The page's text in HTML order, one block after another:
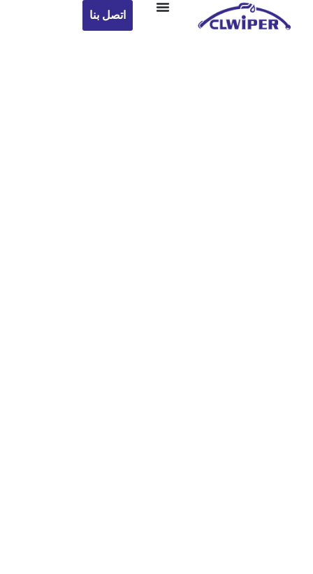
اتصل بنا